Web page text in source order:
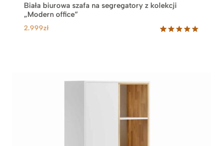
Biała biurowa szafa na segregatory z kolekcji
„Modern office”
2.999zł